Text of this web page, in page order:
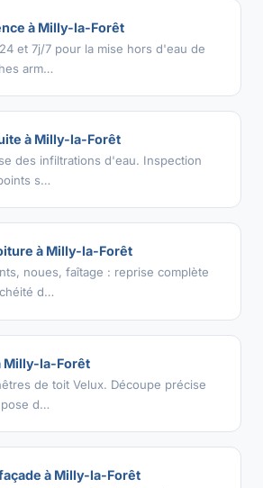
à Milly-la-Forêt
et 7j/7 pour la mise hors d'eau de
arm…
à Milly-la-Forêt
des infiltrations d'eau. Inspection
s…
à Milly-la-Forêt
noues, faîtage : reprise complète
d…
Milly-la-Forêt
de toit Velux. Découpe précise
d…
à Milly-la-Forêt